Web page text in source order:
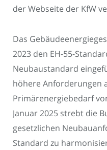
der Webseite der KfW
Das
2023 den EH-55-
Neubaustandard
höhere Anforderungen
Primärenergiebedarf
Januar 2025 strebt die
gesetzlichen
Standard zu